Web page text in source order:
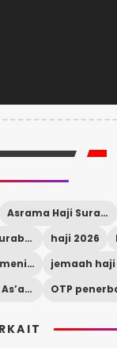
Asrama Haji Surabaya
Embarkasi Surabaya
haji 2026
jemaah haji meninggal
jemaah
Mohammad As’adul Anam